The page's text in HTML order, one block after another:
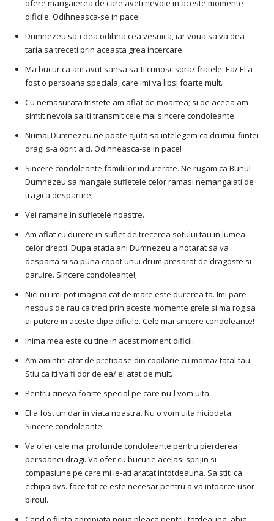
ofere mangaierea de care aveti nevoie in aceste momente
dificile. Odihneasca-se in pace!
Dumnezeu sa-i dea odihna cea vesnica, iar voua sa va dea
taria sa treceti prin aceasta grea incercare.
Ma bucur ca am avut sansa sa-ti cunosc sora/ fratele. Ea/ El a
fost o persoana speciala, care imi va lipsi foarte mult.
Cu nemasurata tristete am aflat de moartea; si de aceea am
simtit nevoia sa iti transmit cele mai sincere condoleante.
Numai Dumnezeu ne poate ajuta sa intelegem ca drumul fiintei
dragi s-a oprit aici. Odihneasca-se in pace!
Sincere condoleante familiilor indurerate. Ne rugam ca Bunul
Dumnezeu sa mangaie sufletele celor ramasi nemangaiati de
tragica despartire;
Vei ramane in sufletele noastre.
Am aflat cu durere in suflet de trecerea sotului tau in lumea
celor drepti. Dupa atatia ani Dumnezeu a hotarat sa va
desparta si sa puna capat unui drum presarat de dragoste si
daruire. Sincere condoleante!;
Nici nu imi pot imagina cat de mare este durerea ta. Imi pare
nespus de rau ca treci prin aceste momente grele si ma rog sa
ai putere in aceste clipe dificile. Cele mai sincere condoleante!
Inima mea este cu tine in acest moment dificil.
Am amintiri atat de pretioase din copilarie cu mama/ tatal tau.
Stiu ca iti va fi dor de ea/ el atat de mult.
Pentru cineva foarte special pe care nu-l vom uita.
El a fost un dar in viata noastra. Nu o vom uita niciodata.
Sincere condoleante.
Va ofer cele mai profunde condoleante pentru pierderea
persoanei dragi. Va ofer cu bucurie acelasi sprijin si
compasiune pe care mi le-ati aratat intotdeauna. Sa stiti ca
echipa dvs. face tot ce este necesar pentru a va intoarce usor
biroul.